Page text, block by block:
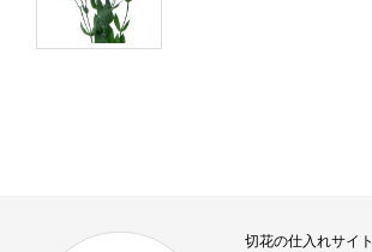
切花の仕入れサイト